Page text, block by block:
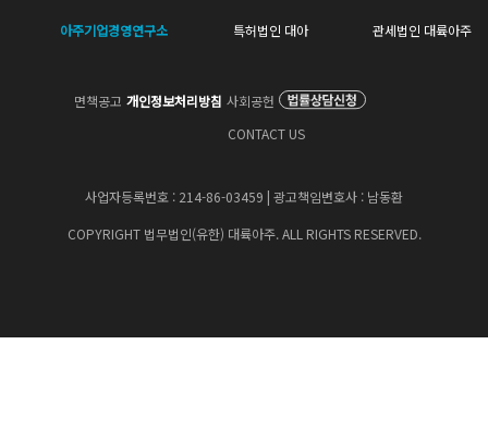
아주기업경영연구소 특허법인 대아 관세법인 대륙아주
면책공고 개인정보처리방침 사회공헌
CONTACT US
사업자등록번호 : 214-86-03459 | 광고책임변호사 : 남동환
COPYRIGHT 법무법인(유한) 대륙아주. ALL RIGHTS RESERVED.